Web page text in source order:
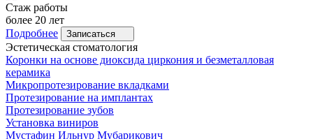
Стаж работы
более 20 лет
Подробнее
Записаться
Эстетическая стоматология
Коронки на основе диоксида циркония и безметалловая
керамика
Микропротезирование вкладками
Протезирование на имплантах
Протезирование зубов
Установка виниров
Мустафин Ильнур Мубарикович